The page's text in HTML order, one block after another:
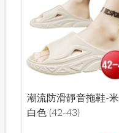
潮流防滑靜音拖鞋-米
白色 (42-43)